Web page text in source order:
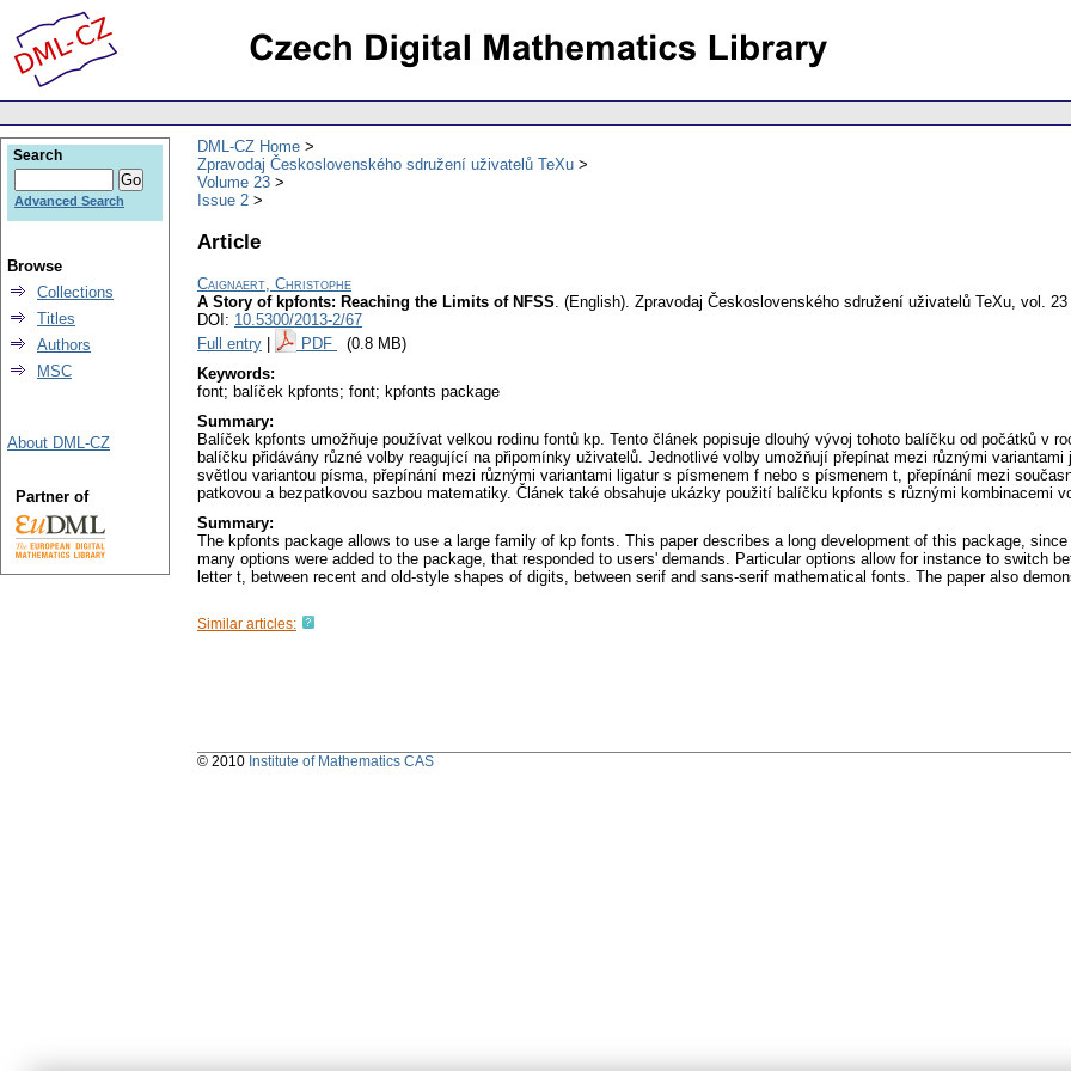
DML-CZ Home
Zpravodaj Československého sdružení uživatelů TeXu
Volume 23
Issue 2
Article
Caignaert, Christophe
A Story of kpfonts: Reaching the Limits of NFSS. (English). Zpravodaj Československého sdružení uživatelů TeXu, vol. 23
DOI: 10.5300/2013-2/67
Full entry
PDF
(0.8 MB)
Keywords:
font; balíček kpfonts; font; kpfonts package
Summary:
Balíček kpfonts umožňuje používat velkou rodinu fontů kp. Tento článek popisuje dlouhý vývoj tohoto balíčku od počátků v
balíčku přidávány různé volby reagující na připomínky uživatelů. Jednotlivé volby umožňují přepínat mezi různými
světlou variantou písma, přepínání mezi různými variantami ligatur s písmenem f nebo s písmenem t, přepínání mezi
patkovou a bezpatkovou sazbou matematiky. Článek také obsahuje ukázky použití balíčku kpfonts s různými kombinacemi
Summary:
The kpfonts package allows to use a large family of kp fonts. This paper describes a long development of this package,
many options were added to the package, that responded to users' demands. Particular options allow for instance to switch
letter t, between recent and old-style shapes of digits, between serif and sans-serif mathematical fonts. The paper also
Similar articles:
Search
Advanced Search
Browse
Collections
Titles
Authors
MSC
About DML-CZ
Partner of
© 2010 Institute of Mathematics CAS